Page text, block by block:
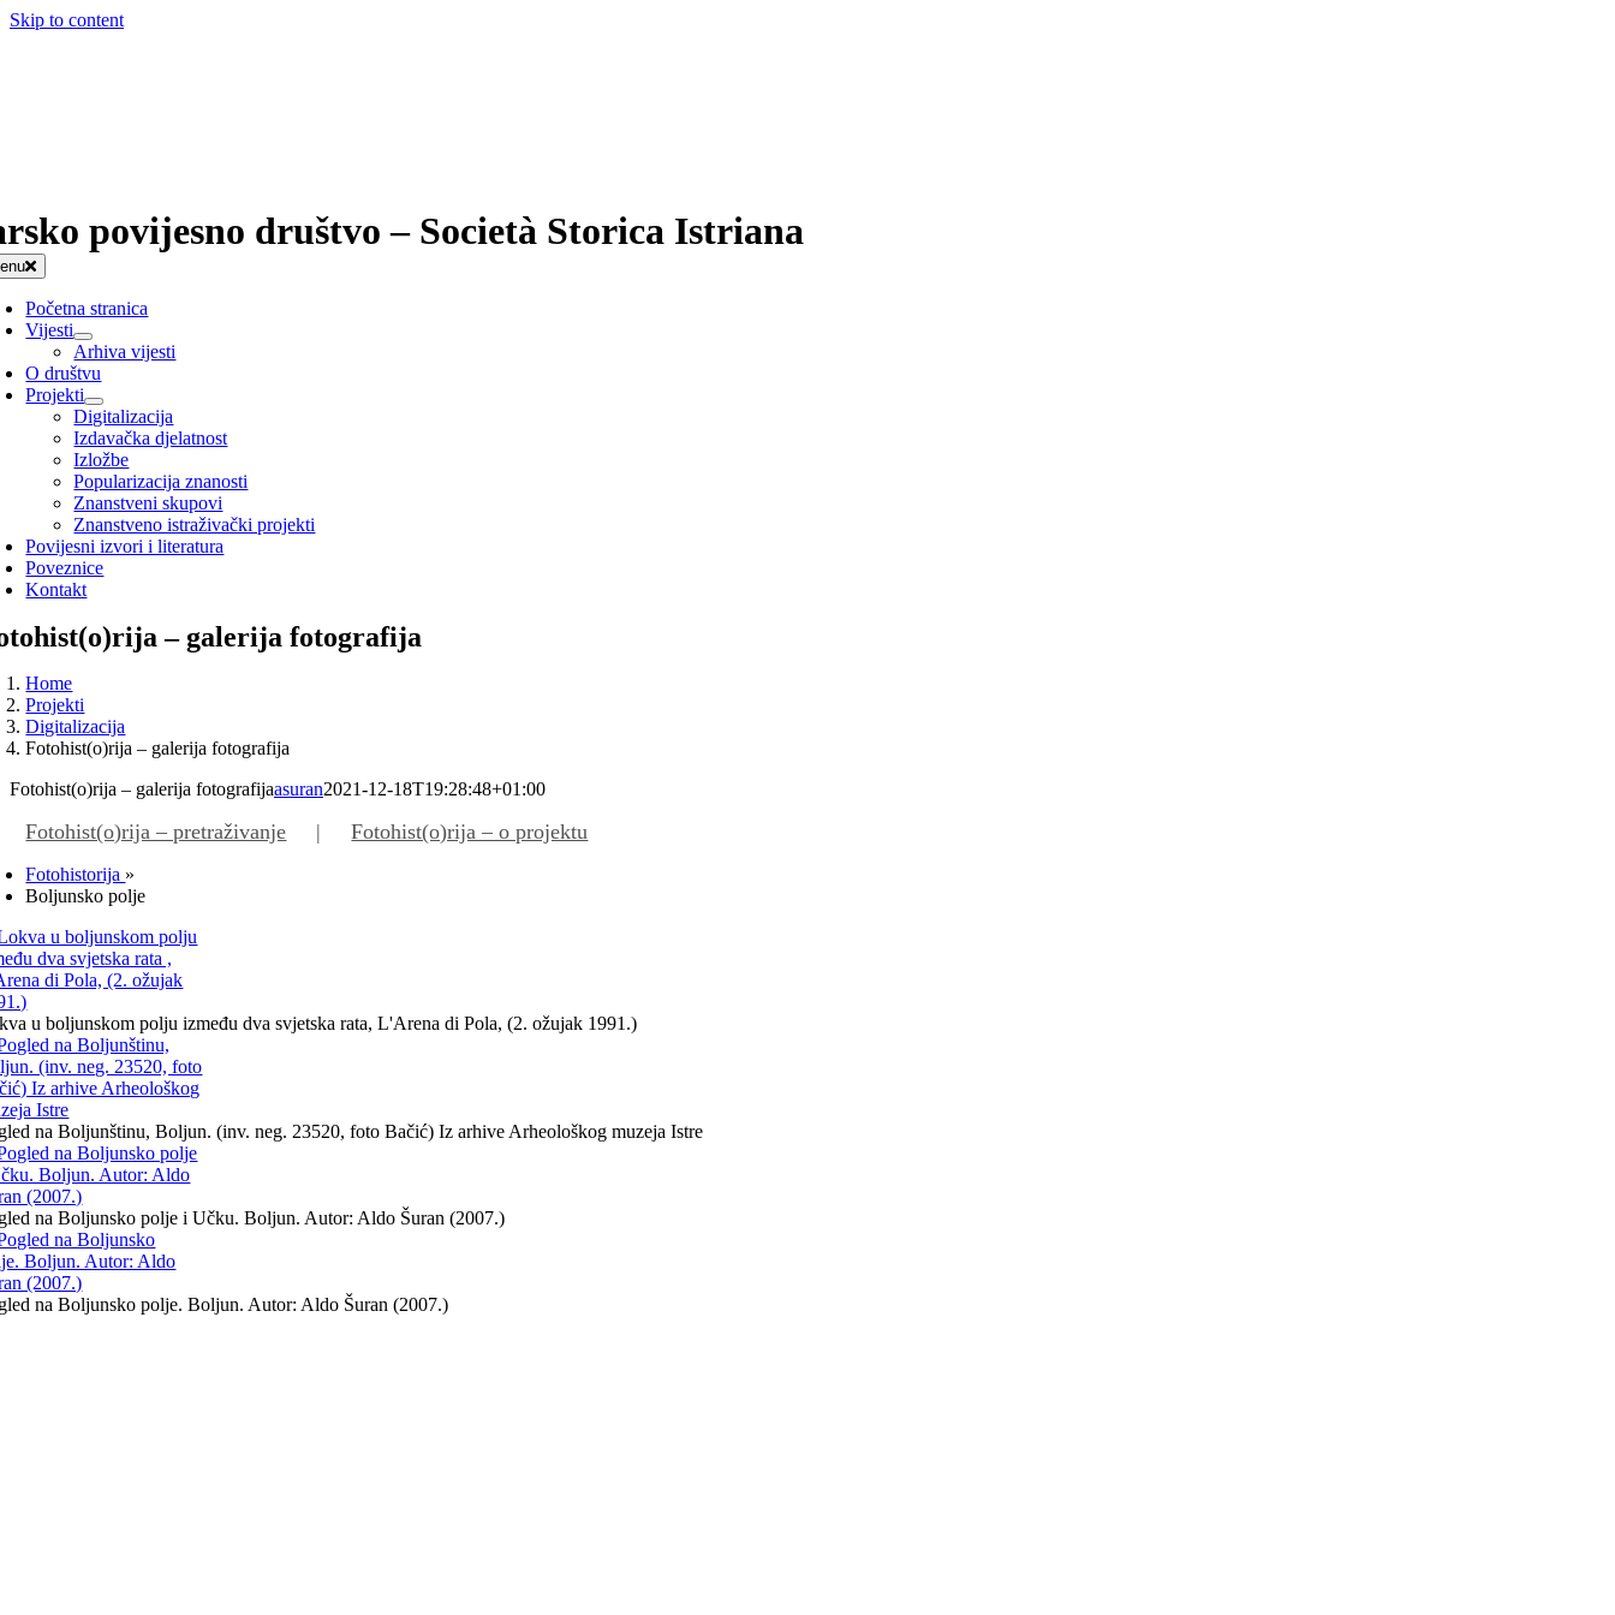
Skip to content
povijesno društvo – Società Storica Istriana
Početna stranica
Vijesti
Arhiva vijesti
O društvu
Projekti
Digitalizacija
Izdavačka djelatnost
Izložbe
Popularizacija znanosti
Znanstveni skupovi
Znanstveno istraživački projekti
Povijesni izvori i literatura
Poveznice
Kontakt
– galerija fotografija
Home
Projekti
Digitalizacija
Fotohist(o)rija – galerija fotografija
Fotohist(o)rija – galerija fotografijaasuran2021-12-18T19:28:48+01:00
Fotohist(o)rija – pretraživanje Fotohist(o)rija – o projektu
Fotohistorija »
Boljunsko polje
u boljunskom polju između dva svjetska rata, L'Arena di Pola, (2. ožujak 1991.)
na Boljunštinu, Boljun. (inv. neg. 23520, foto Bačić) Iz arhive Arheološkog muzeja Istre
na Boljunsko polje i Učku. Boljun. Autor: Aldo Šuran (2007.)
na Boljunsko polje. Boljun. Autor: Aldo Šuran (2007.)